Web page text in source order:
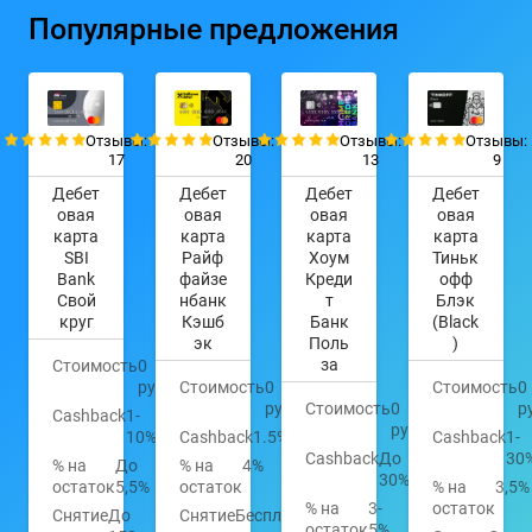
Популярные предложения
Отзывы:
17
Дебет
овая
карта
SBI
Bank
Свой
круг
Стоимость0
руб.
Cashback1-
10%
% на
остаток
До
5,5%
СнятиеДо
Отзывы:
20
Дебет
овая
карта
Райф
файзе
нбанк
Кэшб
эк
Стоимость0
руб.
Cashback1.5%
% на
остаток
4%
СнятиеБесплатно
Отзывы:
13
Дебет
овая
карта
Хоум
Креди
т
Банк
Поль
за
Стоимость0
руб.
CashbackДо
30%
% на
3-
Отзывы:
9
Дебет
овая
карта
Тиньк
офф
Блэк
(Black
)
Стоимость0
Cashback1-
% на
остаток
3,5%